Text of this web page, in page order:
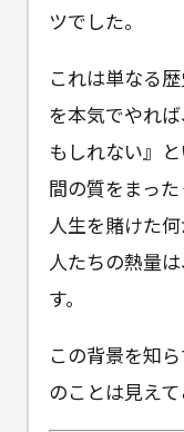
ツでした。
これは単なる
を本気でやれ
もしれない』
間の質をまった
人生を賭けた
人たちの熱量
す。
この背景を知
のことは見えて